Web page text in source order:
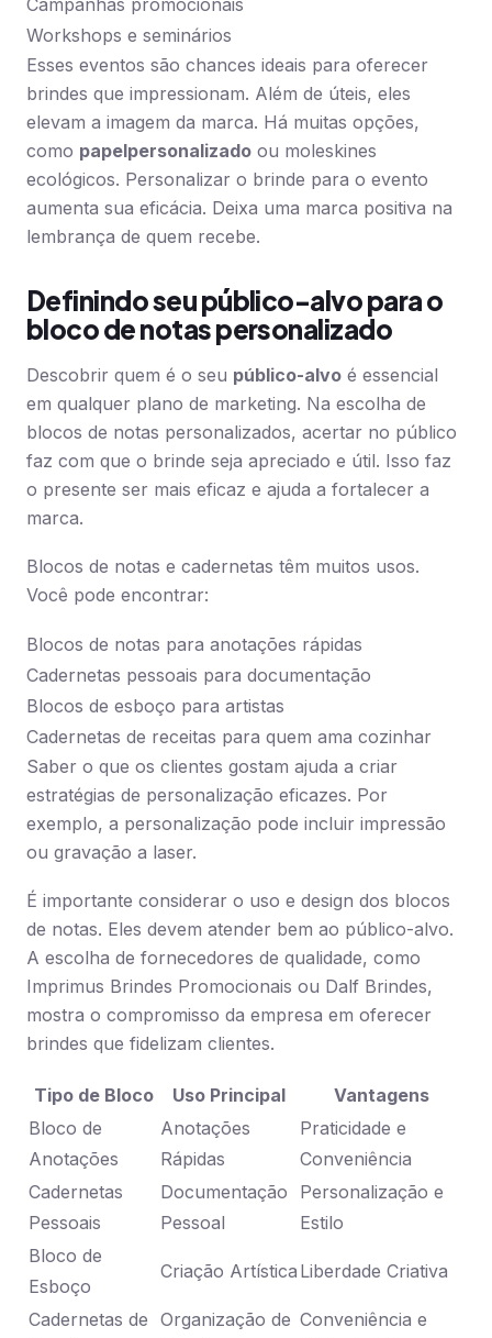
Campanhas promocionais
Workshops e seminários
Esses eventos são chances ideais para oferecer
brindes que impressionam. Além de úteis, eles
elevam a imagem da marca. Há muitas opções,
como papelpersonalizado ou moleskines
ecológicos. Personalizar o brinde para o evento
aumenta sua eficácia. Deixa uma marca positiva na
lembrança de quem recebe.
Definindo seu público-alvo para o
bloco de notas personalizado
Descobrir quem é o seu público-alvo é essencial
em qualquer plano de marketing. Na escolha de
blocos de notas personalizados, acertar no público
faz com que o brinde seja apreciado e útil. Isso faz
o presente ser mais eficaz e ajuda a fortalecer a
marca.
Blocos de notas e cadernetas têm muitos usos.
Você pode encontrar:
Blocos de notas para anotações rápidas
Cadernetas pessoais para documentação
Blocos de esboço para artistas
Cadernetas de receitas para quem ama cozinhar
Saber o que os clientes gostam ajuda a criar
estratégias de personalização eficazes. Por
exemplo, a personalização pode incluir impressão
ou gravação a laser.
É importante considerar o uso e design dos blocos
de notas. Eles devem atender bem ao público-alvo.
A escolha de fornecedores de qualidade, como
Imprimus Brindes Promocionais ou Dalf Brindes,
mostra o compromisso da empresa em oferecer
brindes que fidelizam clientes.
Tipo de Bloco Uso Principal
Vantagens
Bloco de
Anotações
Anotações
Rápidas
Praticidade e
Conveniência
Cadernetas
Pessoais
Documentação
Pessoal
Personalização e
Estilo
Bloco de
Esboço
Criação Artística Liberdade Criativa
Cadernetas de Organização de Conveniência e